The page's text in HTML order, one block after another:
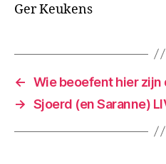
Ger Keukens
← Wie beoefent hier zijn
→ Sjoerd (en Saranne)